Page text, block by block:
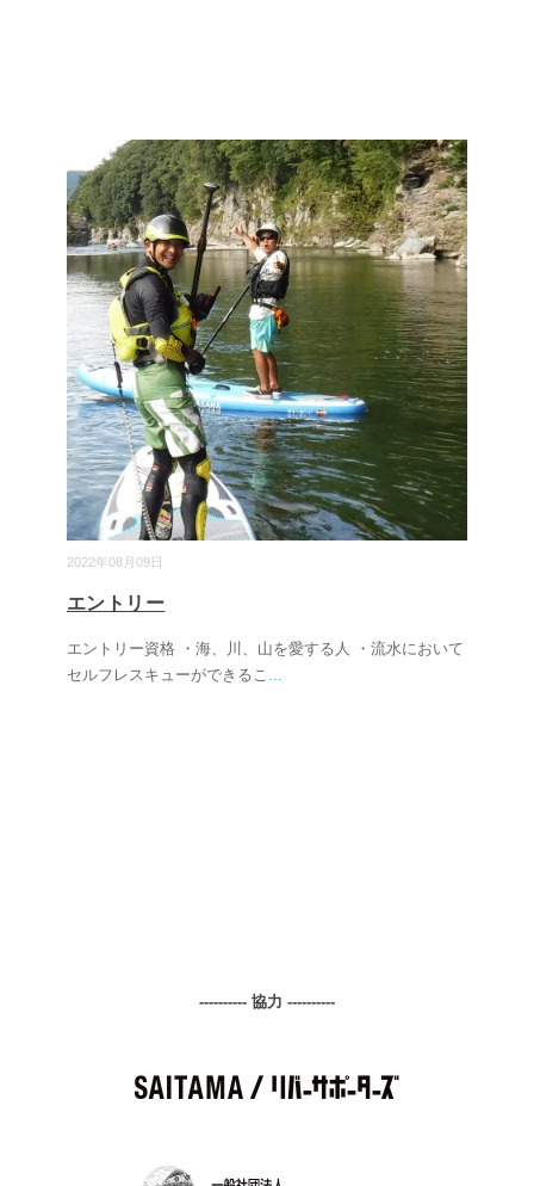
2022年08月09日
エントリー
エントリー資格 ・海、川、山を愛する人 ・流水において
セルフレスキューができるこ ...
---------- 協力 ----------